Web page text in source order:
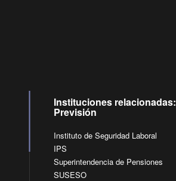
Instituciones relacionadas:
Previsión
Instituto de Seguridad Laboral
IPS
Superintendencia de Pensiones
SUSESO